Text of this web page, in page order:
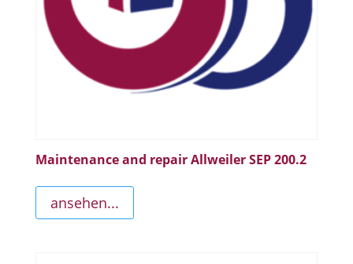
Maintenance and repair Allweiler SEP 200.2
ansehen...